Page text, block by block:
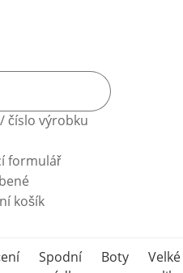
číslo výrobku
formulář
košík
Spodní
Boty
Velké